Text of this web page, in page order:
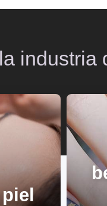
industria